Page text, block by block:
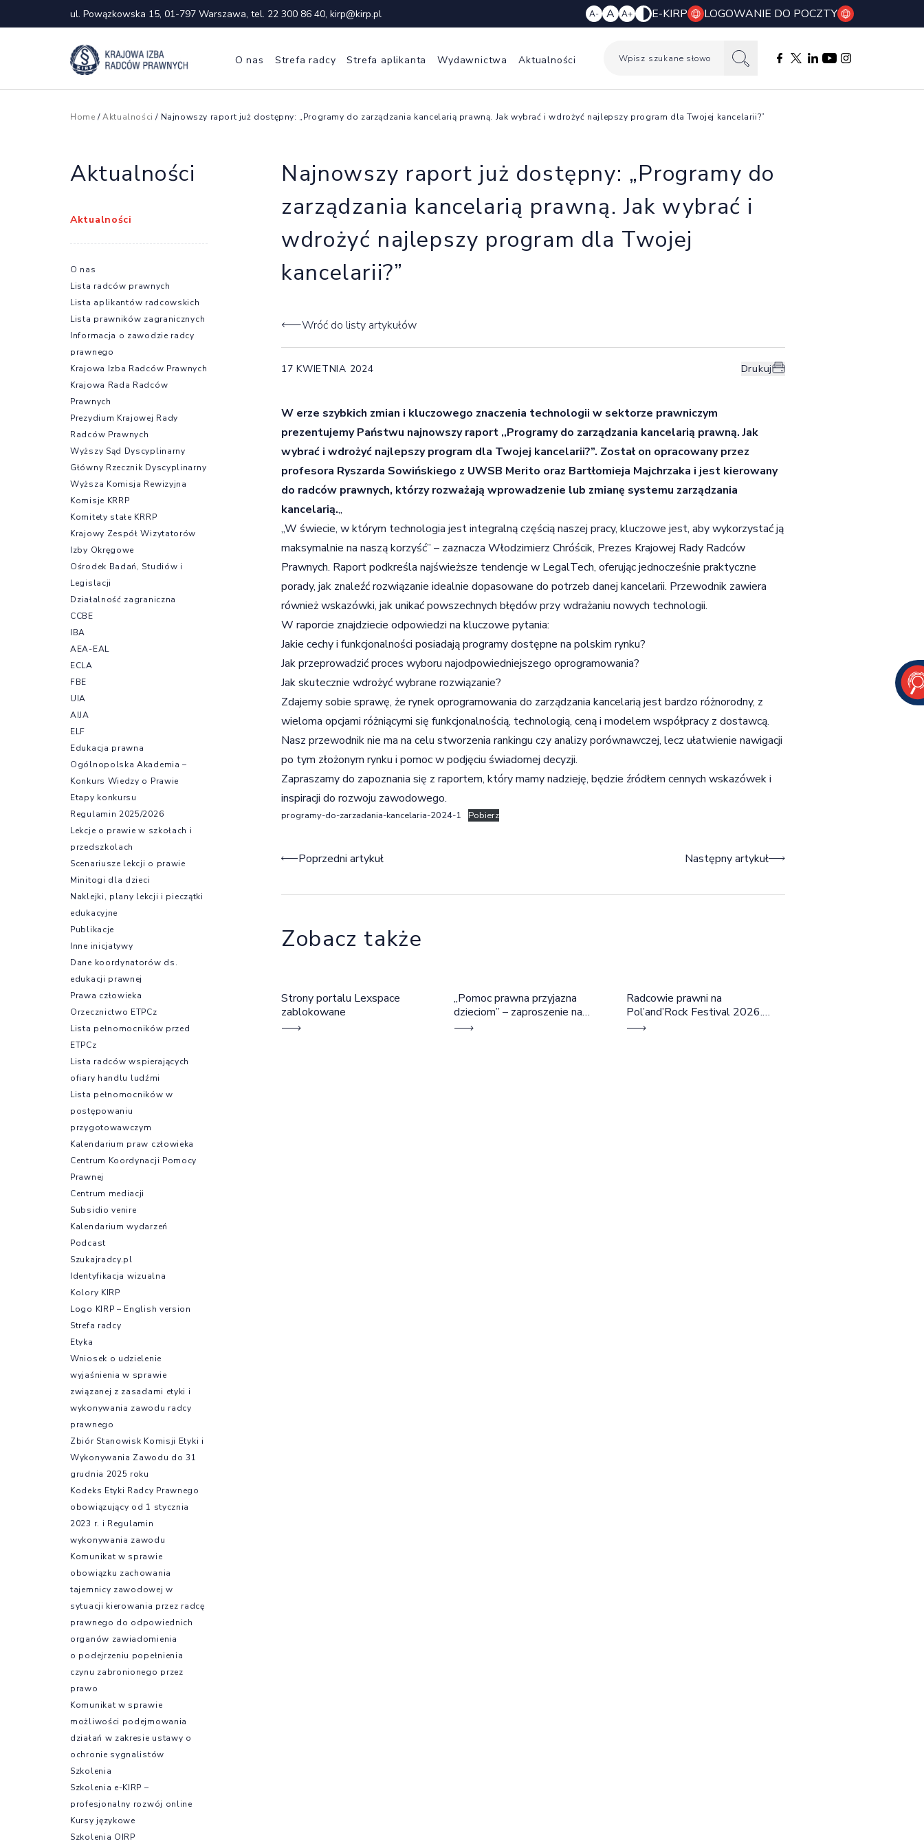
ul. Powązkowska 15, 01-797 Warszawa, tel. 22 300 86 40, kirp@kirp.pl A- A A+ E-KIRP LOGOWANIE DO POCZTY
O nas Strefa radcy Strefa aplikanta Wydawnictwa Aktualności Wpisz szukane słowo Facebook otwierany w nowej
Profil X otwierany w
Profil LinkedIn
Profil YouTube
Profil
Home /Aktualności / Najnowszy raport już dostępny: „Programy do zarządzania kancelarią prawną. Jak wybrać i wdrożyć najlepszy program dla Twojej kancelarii?”
Najnowszy raport już dostępny: „Programy do
zarządzania kancelarią prawną. Jak wybrać i
wdrożyć najlepszy program dla Twojej
kancelarii?”
Wróć do listy artykułów
17 KWIETNIA 2024 Drukuj
W erze szybkich zmian i kluczowego znaczenia technologii w sektorze prawniczym
prezentujemy Państwu najnowszy raport ,,Programy do zarządzania kancelarią prawną. Jak
wybrać i wdrożyć najlepszy program dla Twojej kancelarii?”. Został on opracowany przez
profesora Ryszarda Sowińskiego z UWSB Merito oraz Bartłomieja Majchrzaka i jest kierowany
do radców prawnych, którzy rozważają wprowadzenie lub zmianę systemu zarządzania
kancelarią.„
„W świecie, w którym technologia jest integralną częścią naszej pracy, kluczowe jest, aby wykorzystać ją
maksymalnie na naszą korzyść” – zaznacza Włodzimierz Chróścik, Prezes Krajowej Rady Radców
Prawnych. Raport podkreśla najświeższe tendencje w LegalTech, oferując jednocześnie praktyczne
porady, jak znaleźć rozwiązanie idealnie dopasowane do potrzeb danej kancelarii. Przewodnik zawiera
również wskazówki, jak unikać powszechnych błędów przy wdrażaniu nowych technologii.
W raporcie znajdziecie odpowiedzi na kluczowe pytania:
Jakie cechy i funkcjonalności posiadają programy dostępne na polskim rynku?
Jak przeprowadzić proces wyboru najodpowiedniejszego oprogramowania?
Jak skutecznie wdrożyć wybrane rozwiązanie?
Zdajemy sobie sprawę, że rynek oprogramowania do zarządzania kancelarią jest bardzo różnorodny, z
wieloma opcjami różniącymi się funkcjonalnością, technologią, ceną i modelem współpracy z dostawcą.
Nasz przewodnik nie ma na celu stworzenia rankingu czy analizy porównawczej, lecz ułatwienie nawigacji
po tym złożonym rynku i pomoc w podjęciu świadomej decyzji.
Zapraszamy do zapoznania się z raportem, który mamy nadzieję, będzie źródłem cennych wskazówek i
inspiracji do rozwoju zawodowego.
programy-do-zarzadania-kancelaria-2024-1 Pobierz
Nawigacja wpisu
Poprzedni artykuł Następny artykuł
Zobacz także
Strony portalu Lexspace
zablokowane
„Pomoc prawna przyjazna
dzieciom” – zaproszenie na
szkolenie
Radcowie prawni na
Pol’and’Rock Festival 2026.
Cztery dni rozmów, edukacji i
Aktualności
Aktualności
O nas
Lista radców prawnych
Lista aplikantów radcowskich
Lista prawników zagranicznych
Informacja o zawodzie radcy
prawnego
Krajowa Izba Radców Prawnych
Krajowa Rada Radców
Prawnych
Prezydium Krajowej Rady
Radców Prawnych
Wyższy Sąd Dyscyplinarny
Główny Rzecznik Dyscyplinarny
Wyższa Komisja Rewizyjna
Komisje KRRP
Komitety stałe KRRP
Krajowy Zespół Wizytatorów
Izby Okręgowe
Ośrodek Badań, Studiów i
Legislacji
Działalność zagraniczna
CCBE
IBA
AEA-EAL
ECLA
FBE
UIA
AIJA
ELF
Edukacja prawna
Ogólnopolska Akademia –
Konkurs Wiedzy o Prawie
Etapy konkursu
Regulamin 2025/2026
Lekcje o prawie w szkołach i
przedszkolach
Scenariusze lekcji o prawie
Minitogi dla dzieci
Naklejki, plany lekcji i pieczątki
edukacyjne
Publikacje
Inne inicjatywy
Dane koordynatorów ds.
edukacji prawnej
Prawa człowieka
Orzecznictwo ETPCz
Lista pełnomocników przed
ETPCz
Lista radców wspierających
ofiary handlu ludźmi
Lista pełnomocników w
postępowaniu
przygotowawczym
Kalendarium praw człowieka
Centrum Koordynacji Pomocy
Prawnej
Centrum mediacji
Subsidio venire
Kalendarium wydarzeń
Podcast
Szukajradcy.pl
Identyfikacja wizualna
Kolory KIRP
Logo KIRP – English version
Strefa radcy
Etyka
Wniosek o udzielenie
wyjaśnienia w sprawie
związanej z zasadami etyki i
wykonywania zawodu radcy
prawnego
Zbiór Stanowisk Komisji Etyki i
Wykonywania Zawodu do 31
grudnia 2025 roku
Kodeks Etyki Radcy Prawnego
obowiązujący od 1 stycznia
2023 r. i Regulamin
wykonywania zawodu
Komunikat w sprawie
obowiązku zachowania
tajemnicy zawodowej w
sytuacji kierowania przez radcę
prawnego do odpowiednich
organów zawiadomienia
o podejrzeniu popełnienia
czynu zabronionego przez
prawo
Komunikat w sprawie
możliwości podejmowania
działań w zakresie ustawy o
ochronie sygnalistów
Szkolenia
Szkolenia e-KIRP –
profesjonalny rozwój online
Kursy językowe
Szkolenia OIRP